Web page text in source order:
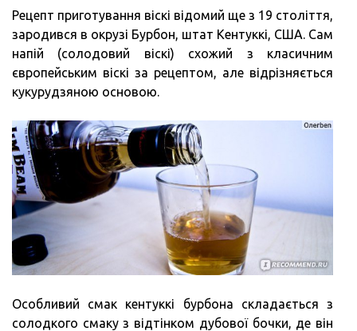
Рецепт приготування віскі відомий ще з 19 століття,
зародився в окрузі Бурбон, штат Кентуккі, США. Сам
напій (солодовий віскі) схожий з класичним
європейським віскі за рецептом, але відрізняється
кукурудзяною основою.
Особливий смак кентуккі бурбона складається з
солодкого смаку з відтінком дубової бочки, де він